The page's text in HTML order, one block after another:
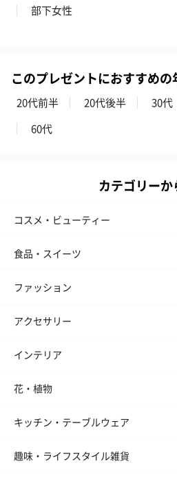
部下女性
このプレゼントにおすすめの
20代前半 20代後半 30代
60代
カテゴリーか
コスメ・ビューティー
食品・スイーツ
ファッション
アクセサリー
インテリア
花・植物
キッチン・テーブルウェア
趣味・ライフスタイル雑貨